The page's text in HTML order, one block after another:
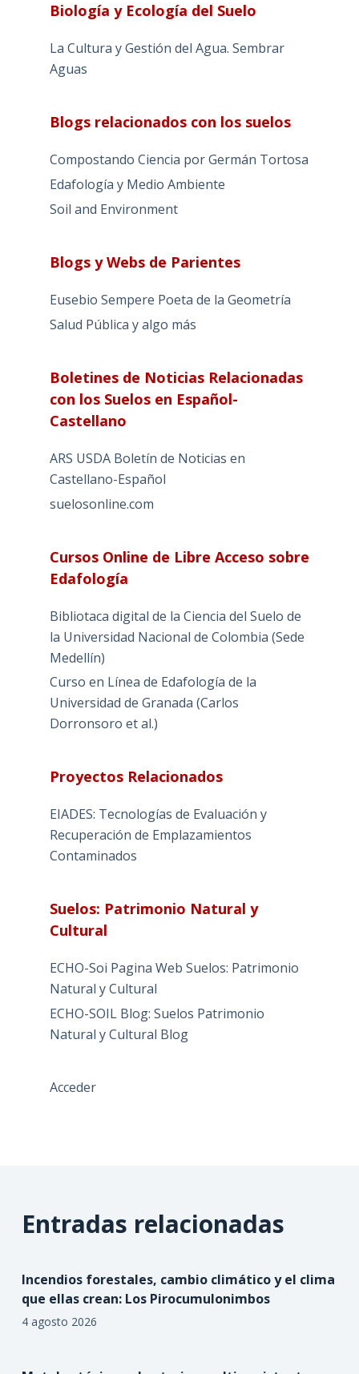
Biología y Ecología del Suelo
La Cultura y Gestión del Agua. Sembrar
Aguas
Blogs relacionados con los suelos
Compostando Ciencia por Germán Tortosa
Edafología y Medio Ambiente
Soil and Environment
Blogs y Webs de Parientes
Eusebio Sempere Poeta de la Geometría
Salud Pública y algo más
Boletines de Noticias Relacionadas
con los Suelos en Español-
Castellano
ARS USDA Boletín de Noticias en
Castellano-Español
suelosonline.com
Cursos Online de Libre Acceso sobre
Edafología
Bibliotaca digital de la Ciencia del Suelo de
la Universidad Nacional de Colombia (Sede
Medellín)
Curso en Línea de Edafología de la
Universidad de Granada (Carlos
Dorronsoro et al.)
Proyectos Relacionados
EIADES: Tecnologías de Evaluación y
Recuperación de Emplazamientos
Contaminados
Suelos: Patrimonio Natural y
Cultural
ECHO-Soi Pagina Web Suelos: Patrimonio
Natural y Cultural
ECHO-SOIL Blog: Suelos Patrimonio
Natural y Cultural Blog
Acceder
Entradas relacionadas
Incendios forestales, cambio climático y el clima
que ellas crean: Los Pirocumulonimbos
4 agosto 2026